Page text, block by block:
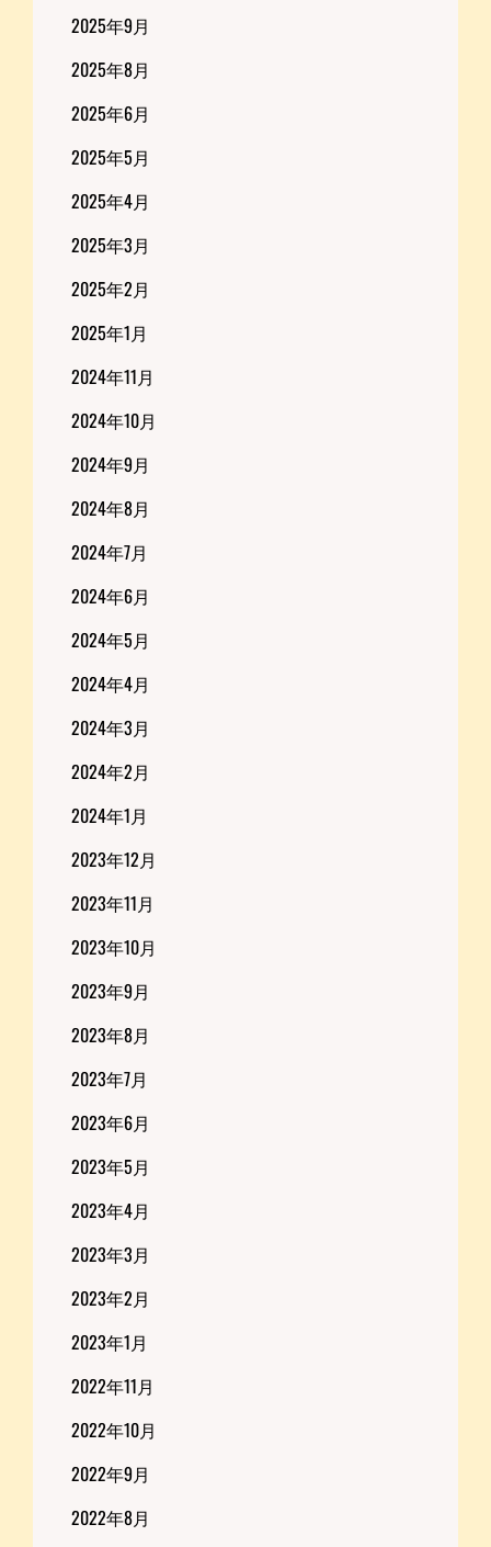
2025年9月
2025年8月
2025年6月
2025年5月
2025年4月
2025年3月
2025年2月
2025年1月
2024年11月
2024年10月
2024年9月
2024年8月
2024年7月
2024年6月
2024年5月
2024年4月
2024年3月
2024年2月
2024年1月
2023年12月
2023年11月
2023年10月
2023年9月
2023年8月
2023年7月
2023年6月
2023年5月
2023年4月
2023年3月
2023年2月
2023年1月
2022年11月
2022年10月
2022年9月
2022年8月